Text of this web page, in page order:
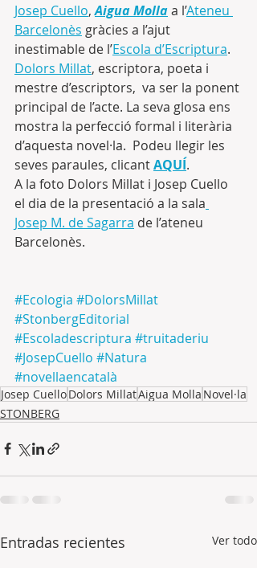
Josep Cuello, Aigua Molla a l’Ateneu
Barcelonès gràcies a l’ajut
inestimable de l’Escola d’Escriptura.
Dolors Millat, escriptora, poeta i
mestre d’escriptors,  va ser la ponent
principal de l’acte. La seva glosa ens
mostra la perfecció formal i literària
d’aquesta novel·la.  Podeu llegir les
seves paraules, clicant AQUÍ.
A la foto Dolors Millat i Josep Cuello
el dia de la presentació a la sala
Josep M. de Sagarra de l’ateneu
Barcelonès.
#Ecologia #DolorsMillat
#StonbergEditorial
#Escoladescriptura #truitaderiu
#JosepCuello #Natura
#novellaencatalà
Josep CuelloDolors MillatAigua Molla Novel·la
STONBERG
Entradas recientes Ver todo